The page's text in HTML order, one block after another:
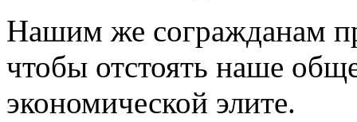
Нашим же согражданам
чтобы отстоять наше
экономической элите.